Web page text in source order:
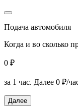
Подача автомобиля
Когда и во сколько
0 ₽
за 1 час. Далее 0 ₽/
Далее